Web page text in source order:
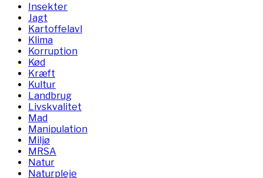
Insekter
Jagt
Kartoffelavl
Klima
Korruption
Kød
Kræft
Kultur
Landbrug
Livskvalitet
Mad
Manipulation
Miljø
MRSA
Natur
Naturpleje